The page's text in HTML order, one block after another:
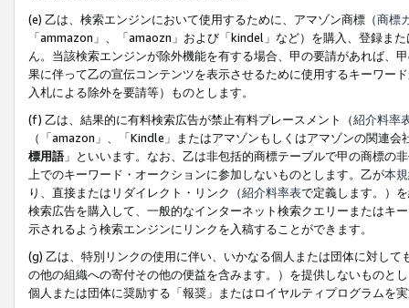
(e) 乙は、検索エンジンにおいて使用するために、アマゾン商標（商標
「ammazon」、「amaozn」および「kindel」など）を購入、登録ま
ん。当該検索エンジンが除外機能を有する場合、甲の要請があれば、
果に伴って乙の宣伝コンテンツを表示させるために使用するキーワー
入札による除外を要請等）ものとします。
(f) 乙は、結果的に有料検索広告が禁止有料プレースメント（紹介料率
（「amazon」、「Kindle」またはアマゾンもしくはアマゾンの関連
標用語」といいます。なお、乙は非包括的商標テーブルで甲の商標の
上でのキーワード・オークションに参加しないものとします。乙が本
り、直接またはリダイレクト・リンク（紹介料率表で定義します。）
検索広告を購入して、一般的なインターネット検索クエリーまたはキ
示されるよう検索エンジンにリンクを入稿することができます。
(g) 乙は、特別リンクの使用に伴い、いかなる個人または団体に対し
の他の組織への寄付その他の便益を含みます。）を提供しないものと
個人または団体に奨励する「報奨」またはロイヤルティプログラムを